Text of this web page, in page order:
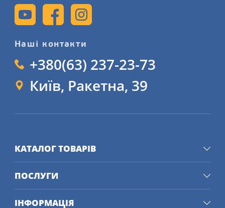
Наші контакти
+380(63) 237-23-73
Київ, Ракетна, 39
КАТАЛОГ ТОВАРІВ
ПОСЛУГИ
ІНФОРМАЦІЯ